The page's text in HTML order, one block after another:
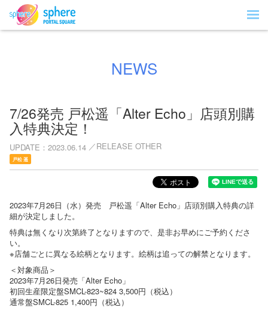
NEWS
7/26発売 戸松遥「Alter Echo」店頭別購
入特典決定！
UPDATE 2023.06.14 RELEASE OTHER
戸松 遥
2023年7月26日（水）発売 戸松遥「Alter Echo」店頭別購入特典の詳
細が決定しました。
特典は無くなり次第終了となりますので、是非お早めにご予約くださ
い。
※店舗ごとに異なる絵柄となります。絵柄は追っての解禁となります。
＜対象商品＞
2023年7月26日発売「Alter Echo」
初回生産限定盤SMCL-823~824 3,500円（税込）
通常盤SMCL-825 1,400円（税込）